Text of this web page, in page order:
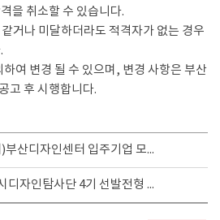
을 취소할 수 있습니다.
거나 미달하더라도 적격자가 없는 경우
여 변경 될 수 있으며, 변경 사항은 부산
고 후 시행합니다.
[공고] (재)부산디자인센터 입주기업 모집 공고
[공고] 도시디자인탐사단 4기 선발전형 합격자 공고